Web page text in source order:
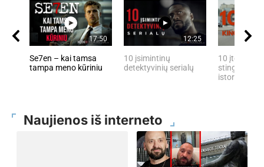
17:50
Se7en – kai tamsa
tampa meno kūriniu
12:25
10 įsimintinų
detektyvinių serialų
10 įtemptų,
stingdančių
istorijų
Naujienos iš interneto